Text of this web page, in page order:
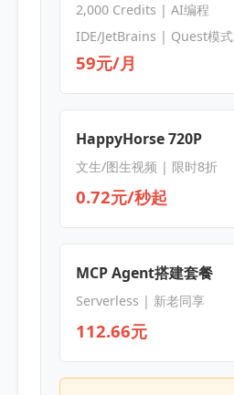
2,000 Credits | AI编程
IDE/JetBrains | Quest模式
59元/月
HappyHorse 720P
文生/图生视频 | 限时8折
0.72元/秒起
MCP Agent搭建套餐
Serverless | 新老同享
112.66元